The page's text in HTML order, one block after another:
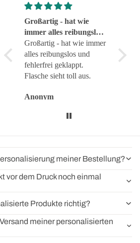
Großartig - hat wie
immer alles reibungslos
und fehlerfrei geklappt
Großartig - hat wie immer
alles reibungslos und
fehlerfrei geklappt.
Flasche sieht toll aus.
Anonym
meiner Bestellung?
vor dem Druck noch einmal
Produkte richtig?
meiner personalisierten